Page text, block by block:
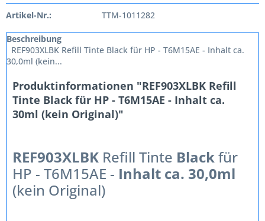
Artikel-Nr.: TTM-1011282
Beschreibung
REF903XLBK Refill Tinte Black für HP - T6M15AE - Inhalt ca.
30,0ml (kein...
Produktinformationen "REF903XLBK Refill
Tinte Black für HP - T6M15AE - Inhalt ca.
30ml (kein Original)"
REF903XLBK Refill Tinte Blackfür
HP - T6M15AE - Inhalt ca. 30,0ml
(kein Original)